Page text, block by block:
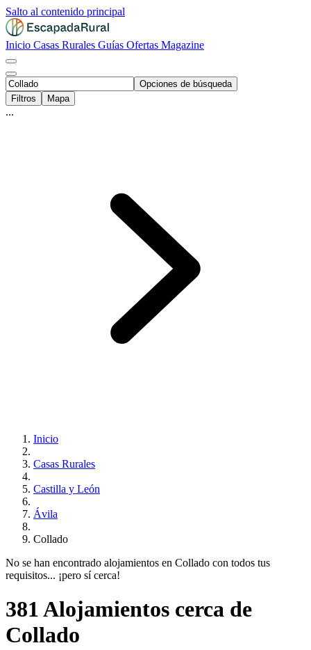
Salto al contenido principal
Inicio Casas Rurales Guías Ofertas Magazine
Opciones de búsqueda
Filtros
Mapa
...
Inicio
Casas Rurales
Castilla y León
Ávila
Collado
No se han encontrado alojamientos en Collado con todos tus
requisitos... ¡pero sí cerca!
381 Alojamientos cerca de
Collado